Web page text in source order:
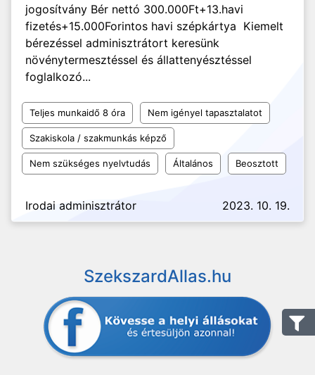
jogosítvány Bér nettó 300.000Ft+13.havi
fizetés+15.000Forintos havi szépkártya Kiemelt
bérezéssel adminisztrátort keresünk
növénytermesztéssel és állattenyésztéssel
foglalkozó...
Teljes munkaidő 8 óra Nem igényel tapasztalatot
Szakiskola / szakmunkás képző
Nem szükséges nyelvtudás Általános Beosztott
Irodai adminisztrátor 2023. 10. 19.
SzekszardAllas.hu